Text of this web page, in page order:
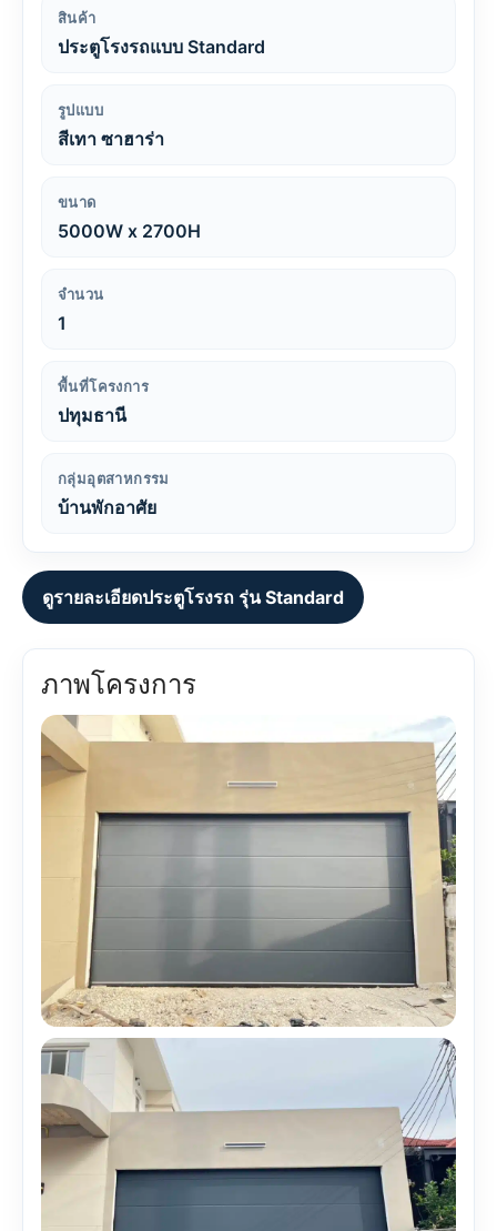
สินค้า
ประตูโรงรถแบบ Standard
รูปแบบ
สีเทา ซาฮาร่า
ขนาด
5000W x 2700H
จำนวน
1
พื้นที่โครงการ
ปทุมธานี
กลุ่มอุตสาหกรรม
บ้านพักอาศัย
ดูรายละเอียดประตูโรงรถ รุ่น Standard
ภาพโครงการ